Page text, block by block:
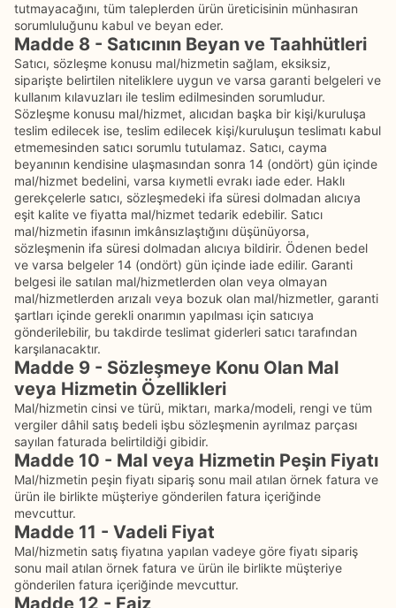
tutmayacağını, tüm taleplerden ürün üreticisinin münhasıran
sorumluluğunu kabul ve beyan eder.
Madde 8 - Satıcının Beyan ve Taahhütleri
Satıcı, sözleşme konusu mal/hizmetin sağlam, eksiksiz,
siparişte belirtilen niteliklere uygun ve varsa garanti belgeleri ve
kullanım kılavuzları ile teslim edilmesinden sorumludur.
Sözleşme konusu mal/hizmet, alıcıdan başka bir kişi/kuruluşa
teslim edilecek ise, teslim edilecek kişi/kuruluşun teslimatı kabul
etmemesinden satıcı sorumlu tutulamaz. Satıcı, cayma
beyanının kendisine ulaşmasından sonra 14 (ondört) gün içinde
mal/hizmet bedelini, varsa kıymetli evrakı iade eder. Haklı
gerekçelerle satıcı, sözleşmedeki ifa süresi dolmadan alıcıya
eşit kalite ve fiyatta mal/hizmet tedarik edebilir. Satıcı
mal/hizmetin ifasının imkânsızlaştığını düşünüyorsa,
sözleşmenin ifa süresi dolmadan alıcıya bildirir. Ödenen bedel
ve varsa belgeler 14 (ondört) gün içinde iade edilir. Garanti
belgesi ile satılan mal/hizmetlerden olan veya olmayan
mal/hizmetlerden arızalı veya bozuk olan mal/hizmetler, garanti
şartları içinde gerekli onarımın yapılması için satıcıya
gönderilebilir, bu takdirde teslimat giderleri satıcı tarafından
karşılanacaktır.
Madde 9 - Sözleşmeye Konu Olan Mal
veya Hizmetin Özellikleri
Mal/hizmetin cinsi ve türü, miktarı, marka/modeli, rengi ve tüm
vergiler dâhil satış bedeli işbu sözleşmenin ayrılmaz parçası
sayılan faturada belirtildiği gibidir.
Madde 10 - Mal veya Hizmetin Peşin Fiyatı
Mal/hizmetin peşin fiyatı sipariş sonu mail atılan örnek fatura ve
ürün ile birlikte müşteriye gönderilen fatura içeriğinde
mevcuttur.
Madde 11 - Vadeli Fiyat
Mal/hizmetin satış fiyatına yapılan vadeye göre fiyatı sipariş
sonu mail atılan örnek fatura ve ürün ile birlikte müşteriye
gönderilen fatura içeriğinde mevcuttur.
Madde 12 - Faiz